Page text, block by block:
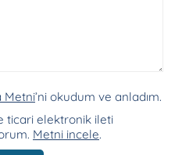
Metni’ni okudum ve anladım.
ticari elektronik ileti
Metni incele.